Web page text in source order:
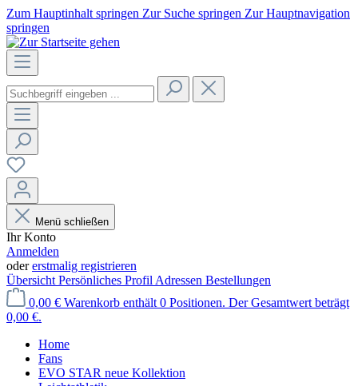
Zum Hauptinhalt springen Zur Suche springen Zur Hauptnavigation
springen
Menü schließen
Ihr Konto
Anmelden
odererstmalig registrieren
Übersicht Persönliches Profil Adressen Bestellungen
0,00 € Warenkorb enthält 0 Positionen. Der Gesamtwert beträgt
0,00 €.
Home
Fans
EVO STAR neue Kollektion